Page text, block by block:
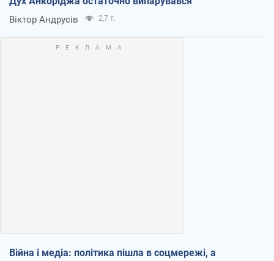
Віктор Андрусів 2,7 т.
Війна і медіа: політика пішла в соцмережі, а